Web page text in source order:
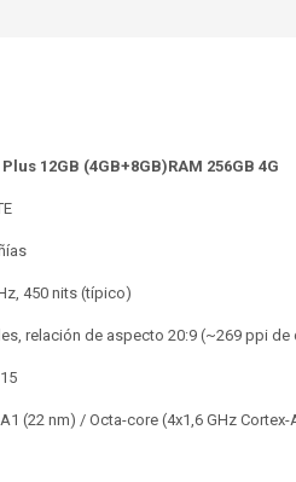
12GB (4GB+8GB)RAM 256GB 4G
450 nits (típico)
relación de aspecto 20:9 (~269 ppi
(22 nm) / Octa-core (4x1,6 GHz Cortex-